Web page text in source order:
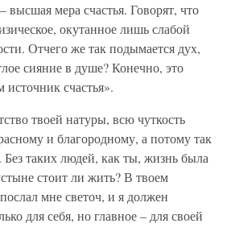
высшая мера счастья. Говорят, что
окутанное лишь слабой
Отчего же так подымается дух,
сияние в душе? Конечно, это
источник счастья».
твоей натуры, всю чуткость
и благородному, а потому так
Без таких людей, как ты, жизнь была
стоит ли жить? В твоем
мне светоч, и я должен
для себя, но главное – для своей